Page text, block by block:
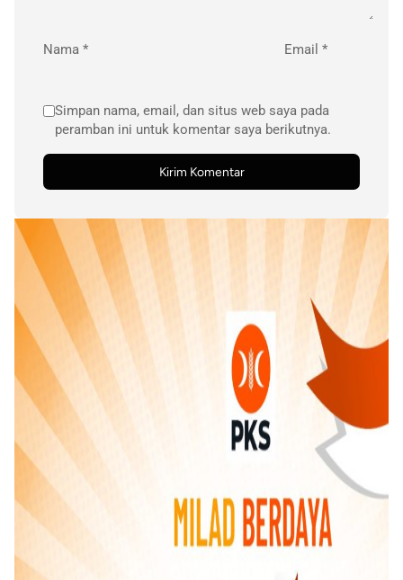
Nama * Email *
Simpan nama, email, dan situs web saya pada
peramban ini untuk komentar saya berikutnya.